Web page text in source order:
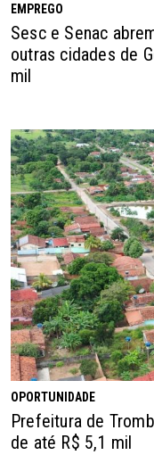
EMPREGO
Sesc e Senac
outras cidades de
mil
OPORTUNIDADE
Prefeitura de
de até R$ 5,1 mil